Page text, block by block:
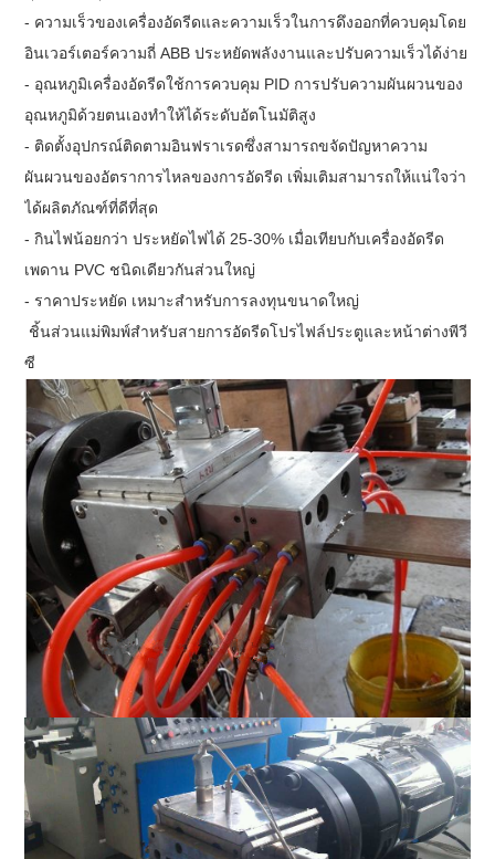
- ความเร็วของเครื่องอัดรีดและความเร็วในการดึงออกที่ควบคุมโดย
อินเวอร์เตอร์ความถี่ ABB ประหยัดพลังงานและปรับความเร็วได้ง่าย
- อุณหภูมิเครื่องอัดรีดใช้การควบคุม PID การปรับความผันผวนของ
อุณหภูมิด้วยตนเองทำให้ได้ระดับอัตโนมัติสูง
- ติดตั้งอุปกรณ์ติดตามอินฟราเรดซึ่งสามารถขจัดปัญหาความ
ผันผวนของอัตราการไหลของการอัดรีด เพิ่มเติมสามารถให้แน่ใจว่า
ได้ผลิตภัณฑ์ที่ดีที่สุด
- กินไฟน้อยกว่า ประหยัดไฟได้ 25-30% เมื่อเทียบกับเครื่องอัดรีด
เพดาน PVC ชนิดเดียวกันส่วนใหญ่
- ราคาประหยัด เหมาะสำหรับการลงทุนขนาดใหญ่
ชิ้นส่วนแม่พิมพ์สำหรับสายการอัดรีดโปรไฟล์ประตูและหน้าต่างพีวี
ซี